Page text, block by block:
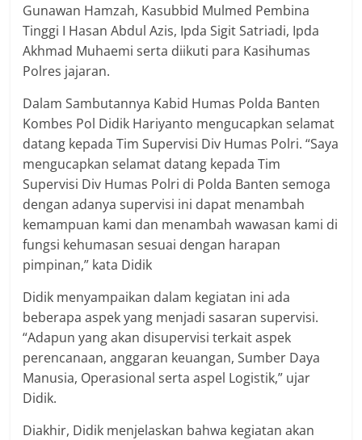
Gunawan Hamzah, Kasubbid Mulmed Pembina
Tinggi I Hasan Abdul Azis, Ipda Sigit Satriadi, Ipda
Akhmad Muhaemi serta diikuti para Kasihumas
Polres jajaran.
Dalam Sambutannya Kabid Humas Polda Banten
Kombes Pol Didik Hariyanto mengucapkan selamat
datang kepada Tim Supervisi Div Humas Polri. “Saya
mengucapkan selamat datang kepada Tim
Supervisi Div Humas Polri di Polda Banten semoga
dengan adanya supervisi ini dapat menambah
kemampuan kami dan menambah wawasan kami di
fungsi kehumasan sesuai dengan harapan
pimpinan,” kata Didik
Didik menyampaikan dalam kegiatan ini ada
beberapa aspek yang menjadi sasaran supervisi.
“Adapun yang akan disupervisi terkait aspek
perencanaan, anggaran keuangan, Sumber Daya
Manusia, Operasional serta aspel Logistik,” ujar
Didik.
Diakhir, Didik menjelaskan bahwa kegiatan akan